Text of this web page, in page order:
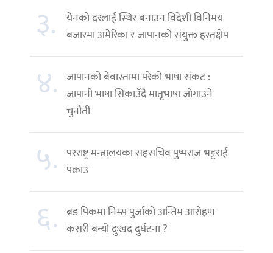
३.
येनको दरलाई स्थिर बनाउन विदेशी विनिमय
बजारमा अमेरिका र जापानको संयुक्त हस्तक्षेप
४. जापानको बेवास्तामा परेको भाषा संकट :
जापानी भाषा सिकाउँदै मातृभाषा जोगाउने
चुनौती
५. परराष्ट्र मन्त्रालयका सहसचिव पुष्पराज भट्टराई
पक्राउ
६. ब्रड पिकमा निम्स पुर्जाको अन्तिम आरोहण
कसरी बन्यो दुःखद दुर्घटना ?